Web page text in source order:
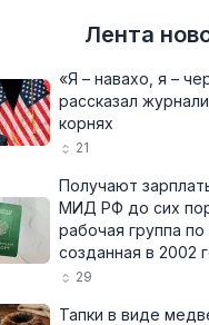
Лента
«Я – навахо, я –
рассказал
корнях
21
Получают
МИД РФ до сих
рабочая группа
созданная в 2002
29
Тапки в виде